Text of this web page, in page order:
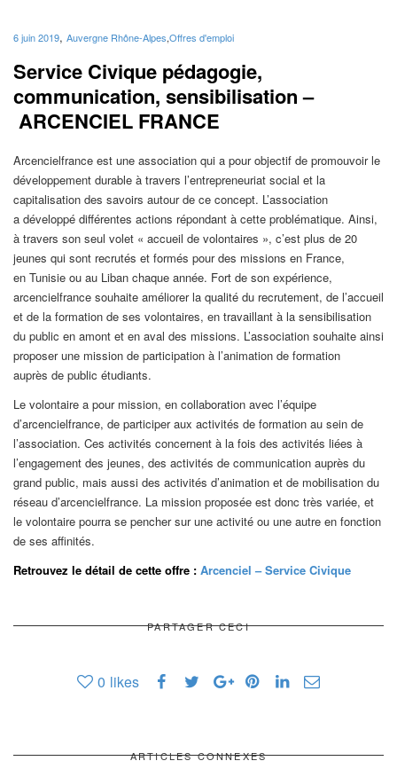
6 juin 2019, Auvergne Rhône-Alpes,Offres d'emploi
Service Civique pédagogie,
communication, sensibilisation –
ARCENCIEL FRANCE
Arcencielfrance est une association qui a pour objectif de promouvoir le
développement durable à travers l’entrepreneuriat social et la
capitalisation des savoirs autour de ce concept. L’association
a développé différentes actions répondant à cette problématique. Ainsi,
à travers son seul volet « accueil de volontaires », c’est plus de 20
jeunes qui sont recrutés et formés pour des missions en France,
en Tunisie ou au Liban chaque année. Fort de son expérience,
arcencielfrance souhaite améliorer la qualité du recrutement, de l’accueil
et de la formation de ses volontaires, en travaillant à la sensibilisation
du public en amont et en aval des missions. L’association souhaite ainsi
proposer une mission de participation à l’animation de formation
auprès de public étudiants.
Le volontaire a pour mission, en collaboration avec l’équipe
d’arcencielfrance, de participer aux activités de formation au sein de
l’association. Ces activités concernent à la fois des activités liées à
l’engagement des jeunes, des activités de communication auprès du
grand public, mais aussi des activités d’animation et de mobilisation du
réseau d’arcencielfrance. La mission proposée est donc très variée, et
le volontaire pourra se pencher sur une activité ou une autre en fonction
de ses affinités.
Retrouvez le détail de cette offre : Arcenciel – Service Civique
PARTAGER CECI
0 likes
ARTICLES CONNEXES